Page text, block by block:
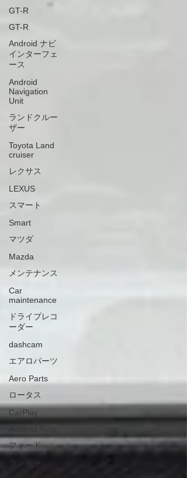
GT-R
GT-R
Android ナビ
インターフェ
ース
Android
Navigation
Unit
ランドクルー
ザー
Toyota Land
cruiser
レクサス
LEXUS
スマート
Smart
マツダ
Mazda
メンテナンス
Car
maintenance
ドライブレコ
ーダー
dashcam
エアロパーツ
Aero Parts
ロータス
CarPlay
フォード
ランチャ